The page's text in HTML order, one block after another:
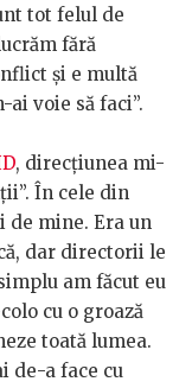
tot felul de
fără
și e multă
ai voie să faci”.
, direcțiunea mi-
În cele din
de mine. Era un
dar directorii le
am făcut eu
cu o groază
toată lumea.
de-a face cu